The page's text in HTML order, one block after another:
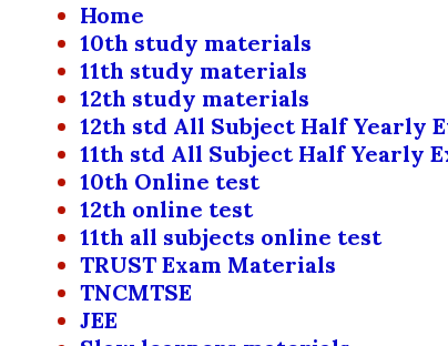
Home
10th study materials
11th study materials
12th study materials
12th std All Subject Half Yearly
11th std All Subject Half Yearly
10th Online test
12th online test
11th all subjects online test
TRUST Exam Materials
TNCMTSE
JEE